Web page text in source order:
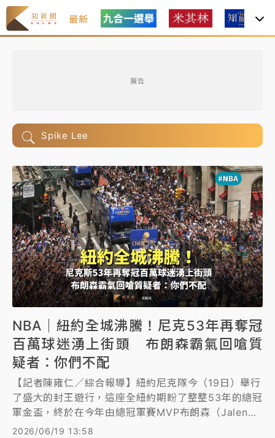
最新
廣告
Spike Lee
NBA｜紐約全城沸騰！尼克53年再奪冠
百萬球迷湧上街頭 布朗森霸氣回嗆質
疑者：你們不配
【記者陳雍仁／綜合報導】紐約尼克隊今（19日）舉行
了盛大的封王遊行，這座全紐約期盼了整整53年的總冠
軍金盃，終於在今年由總冠軍賽MVP布朗森（Jalen
Brunson）率隊奪下，超過百萬名瘋狂的球迷湧入曼哈
2026/06/19 13:58